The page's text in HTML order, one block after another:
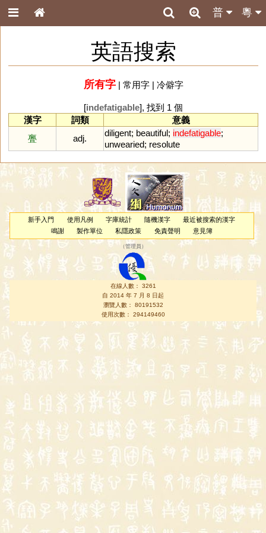
粵
普
英語搜索
所有字| 常用字| 冷僻字
[indefatigable], 找到 1 個
漢字
詞類
意義
亹
adj.
diligent; beautiful; indefatigable;
unwearied; resolute
新手入門 使用凡例 字庫統計 隨機漢字
最近被搜索的漢字
鳴謝
製作單位 私隱政策 免責聲明 意見簿
（管理員 ）
在線人數： 3261
自 2014 年 7 月 8 日起
瀏覽人數： 80191532
使用次數： 294149460